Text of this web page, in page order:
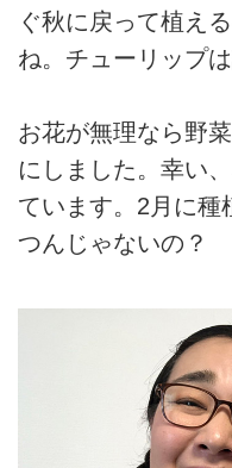
ぐ秋に戻って植え
ね。チューリップは
お花が無理なら野
にしました。幸い
ています。2月に種
つんじゃないの？